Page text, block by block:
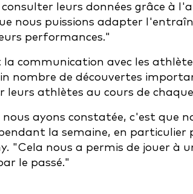
leurs données grâce à
nous puissions adapter
performances."
la communication avec les
nombre de découvertes
leurs athlètes au cours de
ayons constatée, c'est que
la semaine, en particulier
"Cela nous a permis de jouer à
le passé."